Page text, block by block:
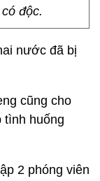
độc.
nước đã bị
cũng cho
tình huống
2 phóng viên